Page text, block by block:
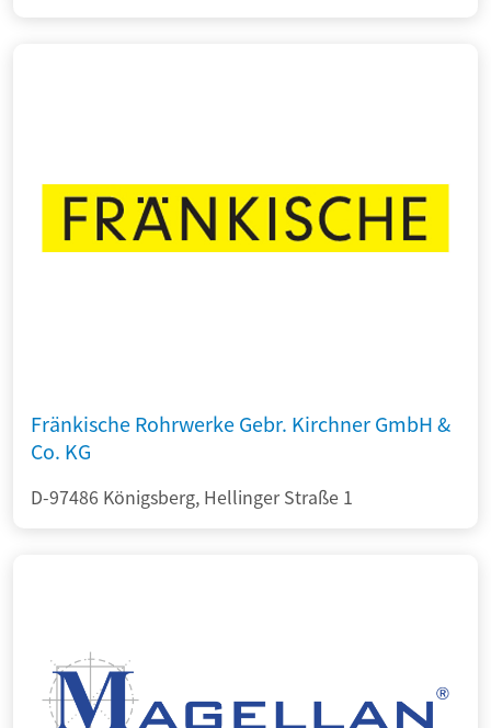
Fränkische Rohrwerke Gebr. Kirchner GmbH &
Co. KG
D-97486 Königsberg, Hellinger Straße 1